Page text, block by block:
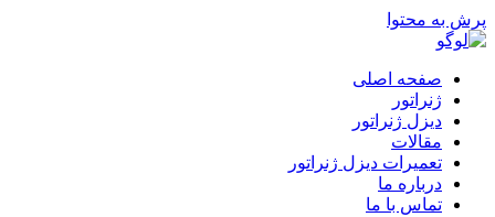
پرش به محتوا
صفحه اصلی
ژنراتور
دیزل ژنراتور
مقالات
تعمیرات دیزل ژنراتور
درباره ما
تماس با ما